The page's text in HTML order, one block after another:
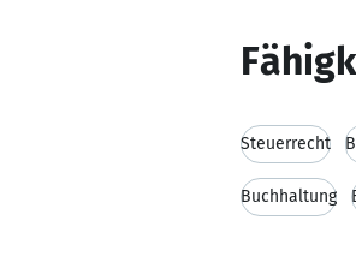
Steuerrecht
Buchhaltung